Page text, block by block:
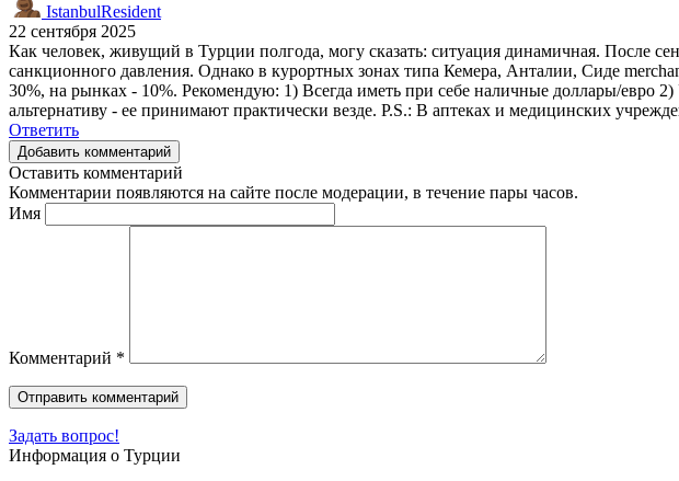
IstanbulResident
22 сентября 2025
Как человек, живущий в Турции полгода, могу сказать: ситуация динамичная. После
санкционного давления. Однако в курортных зонах типа Кемера, Анталии, Сиде
30%, на рынках - 10%. Рекомендую: 1) Всегда иметь при себе наличные доллары/евро
альтернативу - ее принимают практически везде. P.S.: В аптеках и медицинских
Ответить
Добавить комментарий
Оставить комментарий
Комментарии появляются на сайте после модерации, в течение пары часов.
Имя
Комментарий *
Задать вопрос!
Информация о Турции